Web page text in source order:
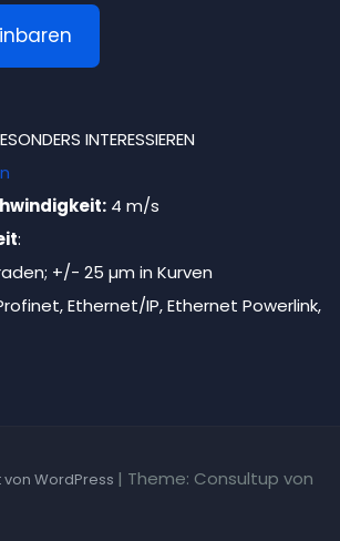
INTERESSIEREN
4 m/s
:
+/- 25 µm in Kurven
Ethernet/IP, Ethernet Powerlink,
WordPress | Theme: Consultup von